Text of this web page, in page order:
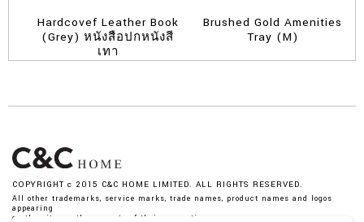
Hardcovef Leather Book
(Grey) หนังสือปกหนังสี
เทา
Brushed Gold Amenities
Tray (M)
COPYRIGHT c 2015 C&C HOME LIMITED. ALL RIGHTS RESERVED.
All other trademarks, service marks, trade names, product names and logos
appearing
on the site are the property of their respective owner.